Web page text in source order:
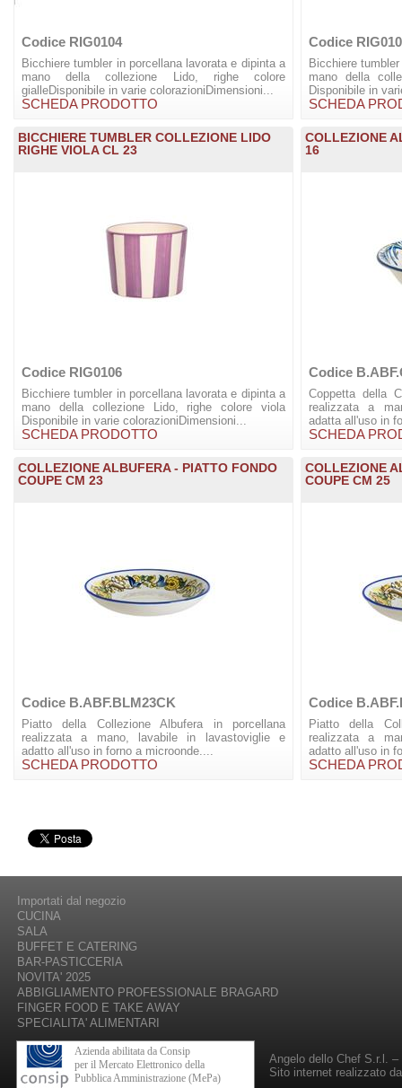
Codice RIG0104
Bicchiere tumbler in porcellana lavorata e dipinta a
mano della collezione Lido, righe colore
gialleDisponibile in varie colorazioniDimensioni...
SCHEDA PRODOTTO
Codice
Bicchiere
mano della
Disponibile in
SCHEDA
BICCHIERE TUMBLER COLLEZIONE LIDO
RIGHE VIOLA CL 23
Codice RIG0106
Bicchiere tumbler in porcellana lavorata e dipinta a
mano della collezione Lido, righe colore viola
Disponibile in varie colorazioniDimensioni...
SCHEDA PRODOTTO
COLLEZIONE
16
Codice
Coppetta della
realizzata a
adatta all'uso in
SCHEDA
COLLEZIONE ALBUFERA - PIATTO FONDO
COUPE CM 23
Codice B.ABF.BLM23CK
Piatto della Collezione Albufera in porcellana
realizzata a mano, lavabile in lavastoviglie e
adatto all'uso in forno a microonde....
SCHEDA PRODOTTO
COLLEZIONE
COUPE CM 25
Codice
Piatto della
realizzata a
adatto all'uso in
SCHEDA
Importati dal negozio
CUCINA
SALA
BUFFET E CATERING
BAR-PASTICCERIA
NOVITA' 2025
ABBIGLIAMENTO PROFESSIONALE BRAGARD
FINGER FOOD E TAKE AWAY
SPECIALITA' ALIMENTARI
Azienda abilitata da Consip
per il Mercato Elettronico della
Pubblica Amministrazione (MePa)
Angelo dello Chef S.r.l. –
Sito internet realizzato